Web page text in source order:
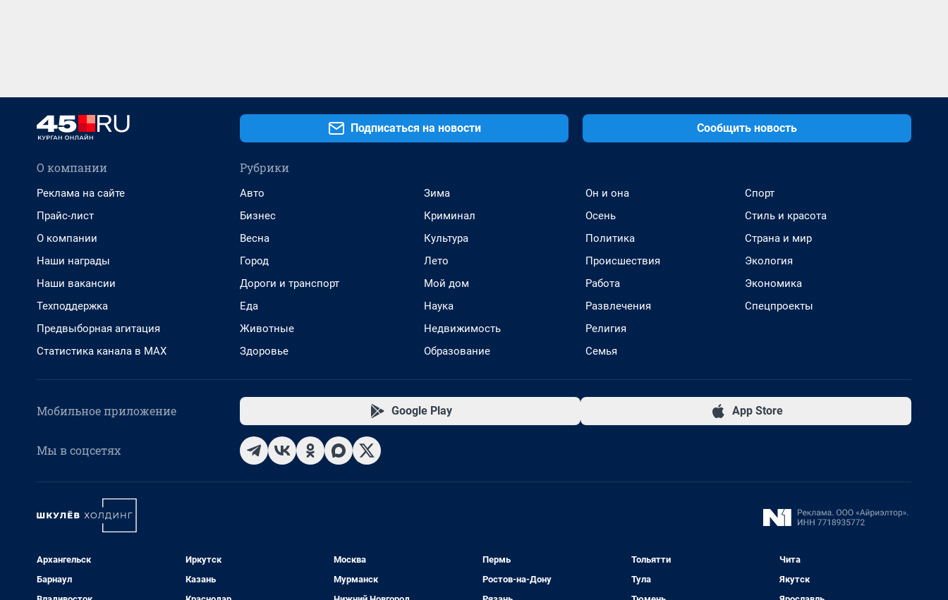
Подписаться на новости Сообщить новость
О компании
Реклама на сайте
Прайс-лист
О компании
Наши награды
Наши вакансии
Техподдержка
Предвыборная агитация
Статистика канала в MAX
Рубрики
Авто
Бизнес
Весна
Город
Дороги и транспорт
Еда
Животные
Здоровье
Зима
Криминал
Культура
Лето
Мой дом
Наука
Недвижимость
Образование
Он и она
Осень
Политика
Происшествия
Работа
Развлечения
Религия
Семья
Спорт
Стиль и красота
Страна и мир
Экология
Экономика
Спецпроекты
Мобильное приложение Google Play App Store
Мы в соцсетях
Архангельск
Барнаул
Иркутск
Казань
Москва
Мурманск
Пермь
Ростов-на-Дону
Тольятти
Тула
Чита
Якутск